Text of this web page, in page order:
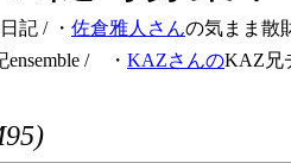
記 / ・ 佐倉雅人さんの気まま散
/ ・ KAZさんのKAZ兄